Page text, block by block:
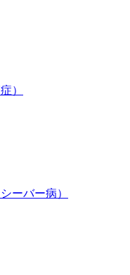
）
ーバー病）